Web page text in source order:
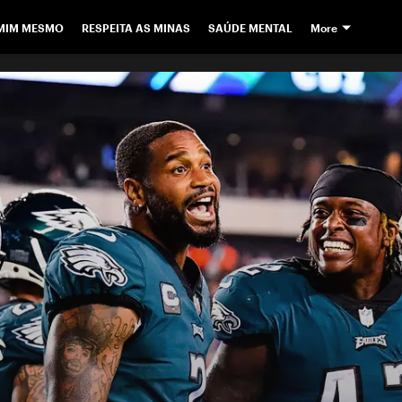
MESMO RESPEITA AS MINAS SAÚDE MENTAL More